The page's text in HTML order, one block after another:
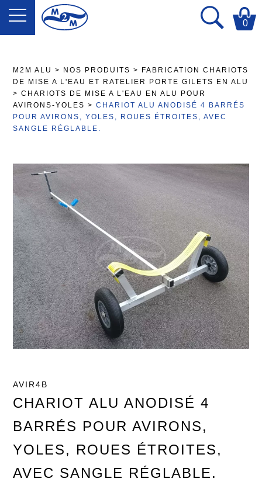
0
M2M ALU > NOS PRODUITS >
FABRICATION CHARIOTS
DE MISE A L'EAU ET RATELIER PORTE GILETS EN ALU
>CHARIOTS DE MISE A L'EAU EN ALU POUR
AVIRONS-YOLES >CHARIOT ALU ANODISÉ 4 BARRÉS
POUR AVIRONS, YOLES, ROUES ÉTROITES, AVEC
SANGLE RÉGLABLE.
AVIR4B
CHARIOT ALU ANODISÉ 4
BARRÉS POUR AVIRONS,
YOLES, ROUES ÉTROITES,
AVEC SANGLE RÉGLABLE.